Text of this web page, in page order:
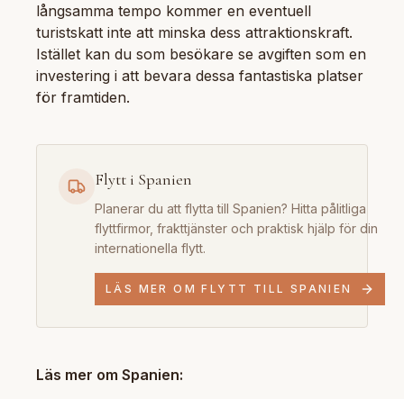
långsamma tempo kommer en eventuell
turistskatt inte att minska dess attraktionskraft.
Istället kan du som besökare se avgiften som en
investering i att bevara dessa fantastiska platser
för framtiden.
Flytt i Spanien
Planerar du att flytta till Spanien? Hitta pålitliga
flyttfirmor, frakttjänster och praktisk hjälp för din
internationella flytt.
LÄS MER OM FLYTT TILL SPANIEN
Läs mer om Spanien: